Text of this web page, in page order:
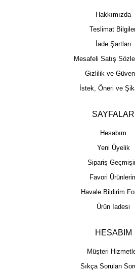
Hakkımızda
Teslimat
İade Şartları
Mesafeli Satış
Gizlilik ve
İstek, Öneri ve
SAYFALAR
Hesabım
Yeni Üyelik
Sipariş
Favori
Havale Bildirim
Ürün İadesi
HESABIM
Müşteri
Sıkça Sorulan